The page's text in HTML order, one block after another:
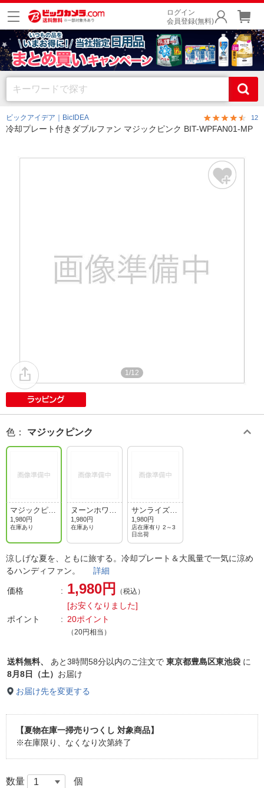
ログイン
会員登録(無料)
ビックアイデア｜BicIDEA 12
冷却プレート付きダブルファン マジックピンク BIT-WPFAN01-MP
1/12
色 ： マジックピンク
マジックピン
ク
1,980円
在庫あり
ヌーンホワイ
ト
1,980円
在庫あり
サンライズミ
ント
1,980円
店在庫有り 2～3
日出荷
涼しげな夏を、ともに旅する。冷却プレート＆大風量で一気に涼め
るハンディファン。 詳細
価格 1,980円 （税込）
[お安くなりました]
ポイント
20ポイント
（20円相当）
送料無料、 あと3時間58分以内のご注文で 東京都豊島区東池袋 に
8月8日（土） お届け
お届け先を変更する
【夏物在庫一掃売りつくし 対象商品】
※在庫限り、なくなり次第終了
数量 個